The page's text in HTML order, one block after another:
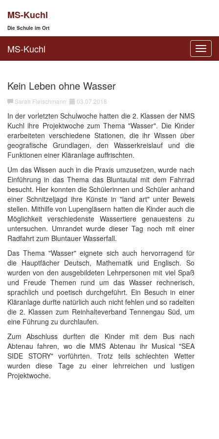
MS-Kuchl
Die Schule im Ort
MS-Kuchl
Kein Leben ohne Wasser
Sarah Fleischmann 03.07.2018
In der vorletzten Schulwoche hatten die 2. Klassen der NMS
Kuchl ihre Projektwoche zum Thema "Wasser". Die Kinder
erarbeiteten verschiedene Stationen, die ihr Wissen über
geografische Grundlagen, den Wasserkreislauf und die
Funktionen einer Kläranlage auffrischten.
Um das Wissen auch in die Praxis umzusetzen, wurde nach
Einführung in das Thema das Bluntautal mit dem Fahrrad
besucht. Hier konnten die Schülerinnen und Schüler anhand
einer Schnitzeljagd ihre Künste in "land art" unter Beweis
stellen. Mithilfe von Lupengläsern hatten die Kinder auch die
Möglichkeit verschiedenste Wassertiere genauestens zu
untersuchen. Umrandet wurde dieser Tag noch mit einer
Radfahrt zum Bluntauer Wasserfall.
Das Thema "Wasser" eignete sich auch hervorragend für
die Hauptfächer Deutsch, Mathematik und Englisch. So
wurden von den ausgebildeten Lehrpersonen mit viel Spaß
und Freude Themen rund um das Wasser rechnerisch,
sprachlich und poetisch durchgeführt. Ein Besuch in einer
Kläranlage durfte natürlich auch nicht fehlen und so radelten
die 2. Klassen zum Reinhalteverband Tennengau Süd, um
eine Führung zu durchlaufen.
Zum Abschluss durften die Kinder mit dem Bus nach
Abtenau fahren, wo die MMS Abtenau ihr Musical "SEA
SIDE STORY" vorführten. Trotz teils schlechten Wetter
wurden diese Tage zu einer lehrreichen und lustigen
Projektwoche.